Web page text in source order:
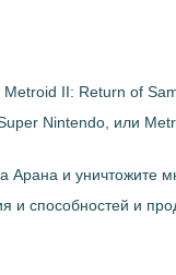
II: Return of
Nintendo, или
Арана и
способностей и